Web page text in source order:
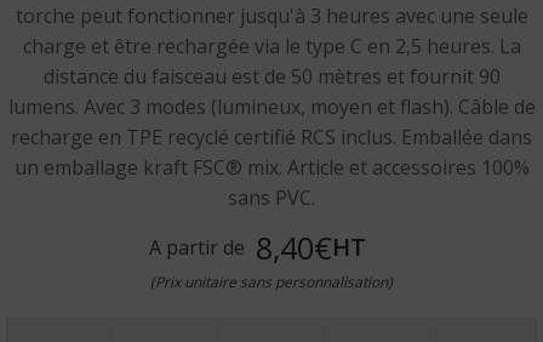
torche peut fonctionner jusqu'à 3 heures avec une seule
charge et être rechargée via le type C en 2,5 heures. La
distance du faisceau est de 50 mètres et fournit 90
lumens. Avec 3 modes (lumineux, moyen et flash). Câble de
recharge en TPE recyclé certifié RCS inclus. Emballée dans
un emballage kraft FSC® mix. Article et accessoires 100%
sans PVC.
A partir de 8,40€HT
(Prix unitaire sans personnalisation)